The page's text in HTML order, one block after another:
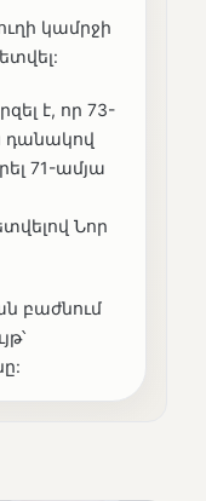
կամրջի
է, որ 73-
դանակով
71-ամյա
Նոր
բաժնում